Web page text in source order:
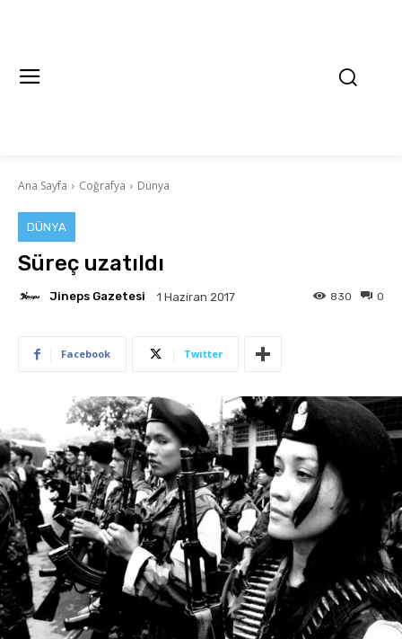
Ana Sayfa Coğrafya Dünya
DÜNYA
Süreç uzatıldı
Jineps Gazetesi 1 Haziran 2017 0
830
Facebook Twitter